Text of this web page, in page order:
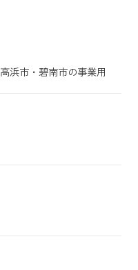
高浜市・碧南市の事業用